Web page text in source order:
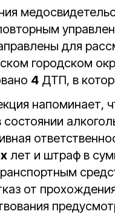
для
городском
4 ДТП, в
напоминает,
лет и штраф в
от